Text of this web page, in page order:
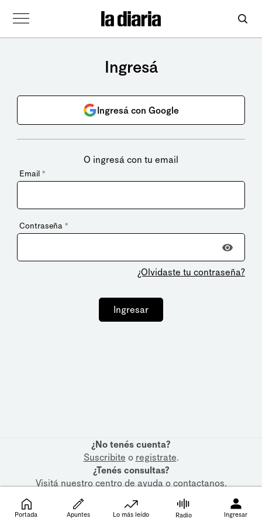
Ingresá
Ingresá con Google
O ingresá con tu email
Email *
Contraseña *
¿Olvidaste tu contraseña?
Ingresar
¿No tenés cuenta?
Suscribite o registrate.
¿Tenés consultas?
Visitá nuestrocentro de ayudaocontactanos.
Portada Apuntes Lo más leído Radio Ingresar